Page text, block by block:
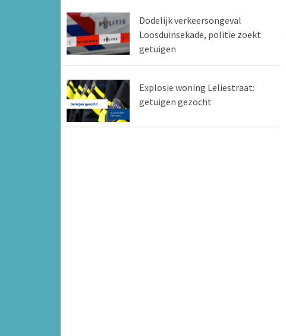
Dodelijk verkeersongeval
Loosduinsekade, politie zoekt
getuigen
Explosie woning Leliestraat:
getuigen gezocht